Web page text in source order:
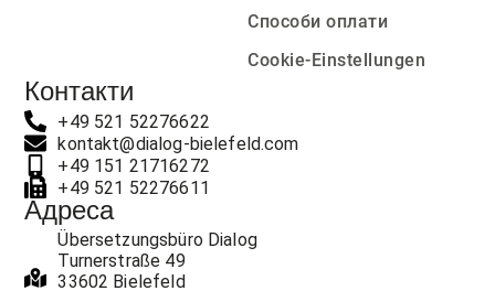
Способи оплати
Cookie-Einstellungen
Контакти
+49 521 52276622
kontakt@dialog-bielefeld.com
+49 151 21716272
+49 521 52276611
Адреса
Übersetzungsbüro Dialog
Turnerstraße 49
33602 Bielefeld